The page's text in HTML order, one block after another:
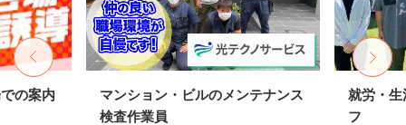
の案内
マンション・ビルのメンテナンス
検査作業員
就労・生
フ